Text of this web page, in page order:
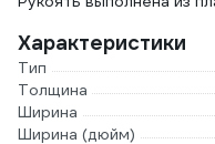
Характеристики
Тип
Толщина
Ширина
Ширина (дюйм)